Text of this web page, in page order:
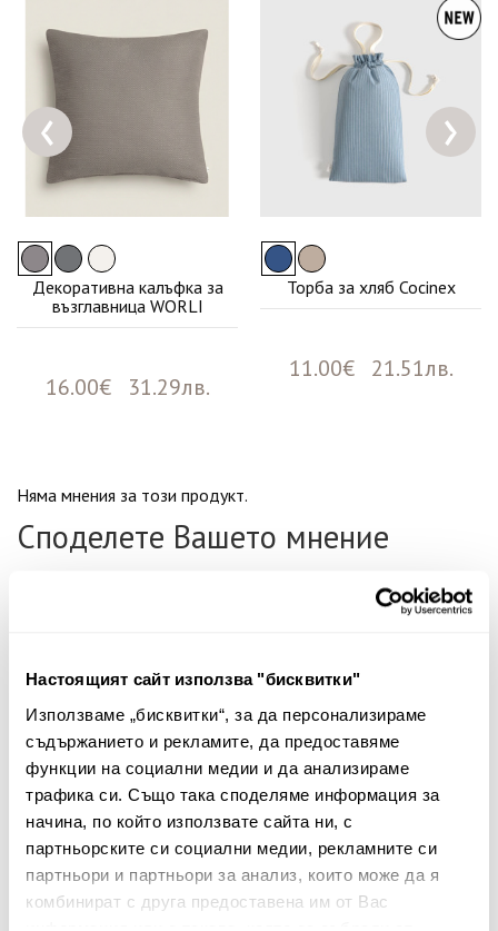
Настоящият сайт използва "бисквитки"
Използваме „бисквитки“, за да персонализираме
съдържанието и рекламите, да предоставяме
функции на социални медии и да анализираме
трафика си. Също така споделяме информация за
начина, по който използвате сайта ни, с
партньорските си социални медии, рекламните си
партньори и партньори за анализ, които може да я
комбинират с друга предоставена им от Вас
Декоративна калъфка за
възглавница WORLI
16.00€ 31.29лв.
Торба за хляб Cocinex
11.00€ 21.51лв.
‹ ›
Няма мнения за този продукт.
Споделете Вашето мнение
Вашият коментар:
Забележка: HTML не се поддържа!